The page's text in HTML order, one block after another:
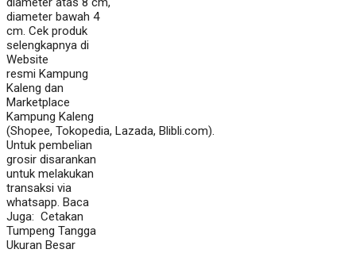
diameter bawah 4
cm. Cek produk
selengkapnya di
Website
resmi Kampung
Kaleng dan
Marketplace
Kampung Kaleng
(Shopee, Tokopedia, Lazada, Blibli.com).
Untuk pembelian
grosir disarankan
untuk melakukan
transaksi via
whatsapp. Baca
Juga: Cetakan
Tumpeng Tangga
Ukuran Besar